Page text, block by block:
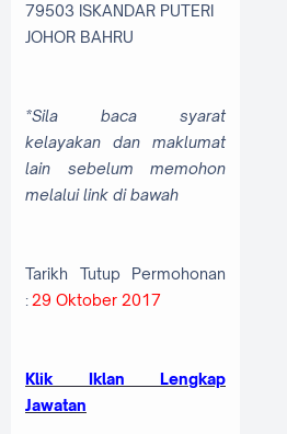
79503 ISKANDAR PUTERI
JOHOR BAHRU
*Sila baca syarat
kelayakan dan maklumat
lain sebelum memohon
melalui link di bawah
Tarikh Tutup Permohonan
: 29 Oktober 2017
Klik Iklan Lengkap
Jawatan